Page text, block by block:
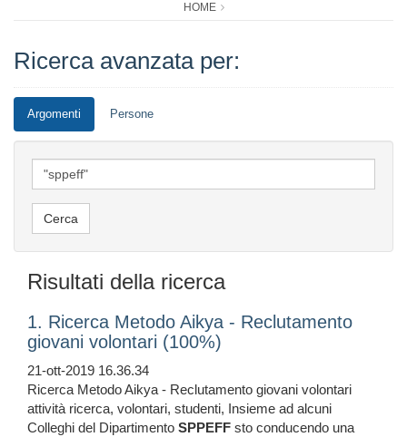
HOME
Ricerca avanzata per:
Argomenti Persone
Risultati della ricerca
1. Ricerca Metodo Aikya - Reclutamento
giovani volontari (100%)
21-ott-2019 16.36.34
Ricerca Metodo Aikya - Reclutamento giovani volontari
attività ricerca, volontari, studenti, Insieme ad alcuni
Colleghi del Dipartimento SPPEFF sto conducendo una